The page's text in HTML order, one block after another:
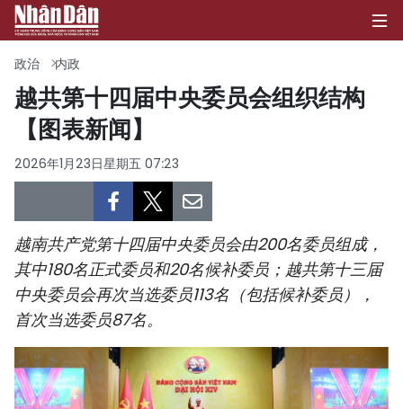
政治
经济
社会
环保
体育
政治 内政
越共第十四届中央委员会组织结构
【图表新闻】
2026年1月23日星期五 07:23
越南共产党第十四届中央委员会由200名委员组成，
其中180名正式委员和20名候补委员；越共第十三届
中央委员会再次当选委员113名（包括候补委员），
首次当选委员87名。